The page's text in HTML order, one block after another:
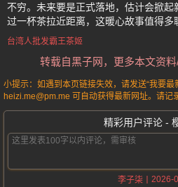
不穷。未来要是正式落地，估计会掀
过一杯茶拉近距离，这暖心故事值得多
台湾人批发霸王茶姬
转载自黑子网，更多本文资
小提示：如遇到本页链接失效，请发送“我要最
heizi.me@pm.me 可自动获得最新网址。请记
精彩用户评论 -
李子柒
2026-